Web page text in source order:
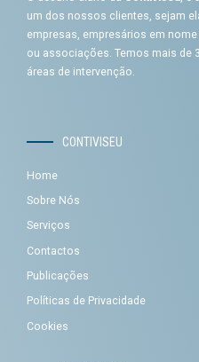
um dos nossos clientes, sejam
empresas, empresários em
ou associações. Temos mais de
áreas de intervenção.
CONTIVISEU
Home
Sobre Nós
Serviços
Contactos
Publicações
Políticas de Privacidade
Cookies